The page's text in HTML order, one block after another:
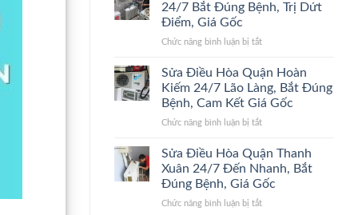
Quận
Đa
Bắt
Đúng
Bệnh,
Dứt
Giá
Gốc
24/7 Bắt Đúng Bệnh, Trị Dứt
Điểm, Giá Gốc
Chức năng bình luận bị tắtở
Điều
Quận
Hà
Đông
Bắt
Đúng
Bệnh,
Dứt
Sửa Điều Hòa Quận Hoàn
Kiếm 24/7 Lão Làng, Bắt Đúng
Bệnh, Cam Kết Giá Gốc
Chức năng bình luận bị tắtở
Điều
Quận
Hoàn
Kiếm
Sửa Điều Hòa Quận Thanh
Xuân 24/7 Đến Nhanh, Bắt
Đúng Bệnh, Giá Gốc
Chức năng bình luận bị tắtở